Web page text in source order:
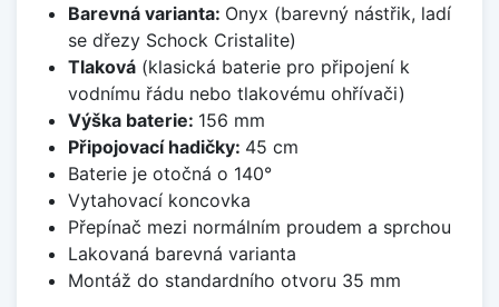
Barevná varianta: Onyx (barevný nástřik, ladí
se dřezy Schock Cristalite)
Tlaková(klasická baterie pro připojení k
vodnímu řádu nebo tlakovému ohřívači)
Výška baterie: 156 mm
Připojovací hadičky: 45 cm
Baterie je otočná o 140°
Vytahovací koncovka
Přepínač mezi normálním proudem a sprchou
Lakovaná barevná varianta
Montáž do standardního otvoru 35 mm